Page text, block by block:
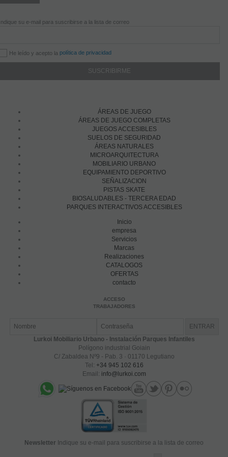
su e-mail para suscribirse a la lista de correo
He leído y acepto la política de privacidad
ÁREAS DE JUEGO
ÁREAS DE JUEGO COMPLETAS
JUEGOS ACCESIBLES
SUELOS DE SEGURIDAD
ÁREAS NATURALES
MICROARQUITECTURA
MOBILIARIO URBANO
EQUIPAMIENTO DEPORTIVO
SEÑALIZACION
PISTAS SKATE
BIOSALUDABLES - TERCERA EDAD
PARQUES INTERACTIVOS ACCESIBLES
Inicio
empresa
Servicios
Marcas
Realizaciones
CATALOGOS
OFERTAS
contacto
ACCESO
TRABAJADORES
Lurkoi Mobiliario Urbano - Instalación Parques Infantiles
Polígono industrial Goiain
C/ Zabaldea Nº9 - Pab. 3 · 01170 Legutiano
Tel: +34 945 102 616
Email: info@lurkoi.com
Newsletter Indique su e-mail para suscribirse a la lista de correo